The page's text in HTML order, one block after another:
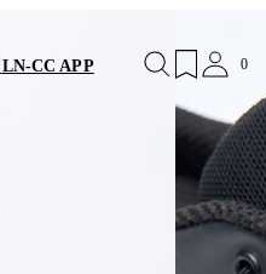
LN-CC APP 0